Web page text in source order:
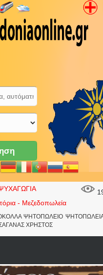
- Μεζεδοπωλεία
ΨΗΤΟΠΩΛΕΙΟ
ΧΡΗΣΤΟΣ